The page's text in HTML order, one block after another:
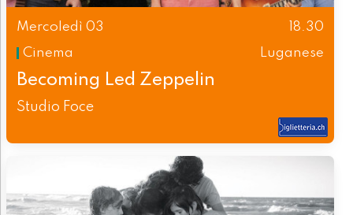
Mercoledì 03
18.30
Cinema
Luganese
Becoming Led Zeppelin
Studio Foce